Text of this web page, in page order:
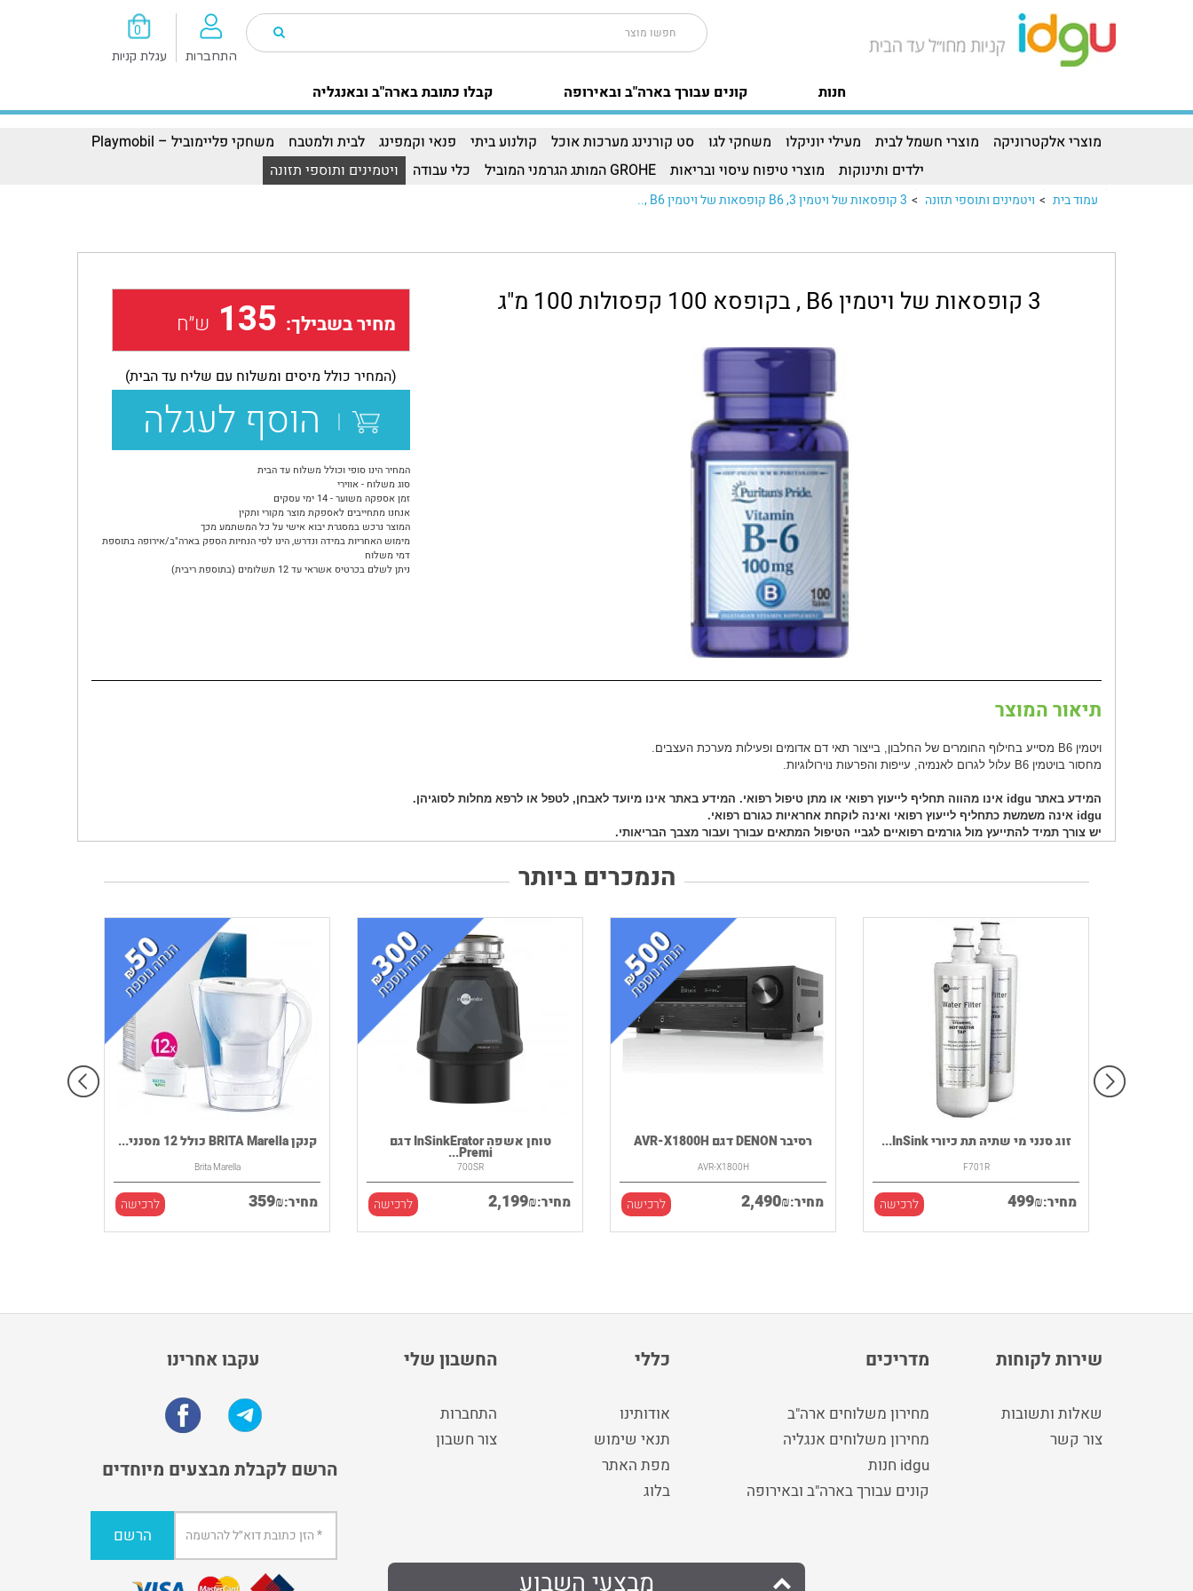
מבצעי השבוע
0
עגלת קניות התחברות
קבלו כתובת בארה"ב ובאנגליה קונים עבורך בארה"ב ובאירופה חנות
מוצרי אלקטרוניקה מוצרי חשמל לבית מעילי יוניקלו משחקי לגו סט קורנינג מערכות אוכל קולנוע ביתי פנאי וקמפינג לבית ולמטבח
משחקי פליימוביל – Playmobil
ילדים ותינוקות
מוצרי טיפוח עיסוי ובריאות GROHE המותג הגרמני המוביל כלי עבודה ויטמינים ותוספי תזונה
עמוד בית > ויטמינים ותוספי תזונה > 3 קופסאות של ויטמין B6 ,3 קופסאות של ויטמין B6 ,..
3 קופסאות של ויטמין B6 , בקופסא 100 קפסולות 100 מ"ג
מחיר בשבילך: 135 ש״ח
(המחיר כולל מיסים ומשלוח עם שליח עד הבית)
הוסף לעגלה
המחיר הינו סופי וכולל משלוח עד הבית
סוג משלוח - אווירי
זמן אספקה משוער - 14 ימי עסקים
אנחנו מתחייבים לאספקת מוצר מקורי ותקין
המוצר נרכש במסגרת יבוא אישי על כל המשתמע מכך
מימוש האחריות במידה ונדרש, הינו לפי הנחיות הספק בארה"ב/אירופה בתוספת
דמי משלוח
ניתן לשלם בכרטיס אשראי עד 12 תשלומים (בתוספת ריבית)
תיאור המוצר
ויטמין B6 מסייע בחילוף החומרים של החלבון, בייצור תאי דם אדומים ופעילות מערכת העצבים.
מחסור בויטמין B6 עלול לגרום לאנמיה, עייפות והפרעות נוירולוגיות.
המידע באתר idgu אינו מהווה תחליף לייעוץ רפואי או מתן טיפול רפואי. המידע באתר אינו מיועד לאבחן, לטפל או לרפא מחלות לסוגיהן.
idgu אינה משמשת כתחליף לייעוץ רפואי ואינה לוקחת אחראיות כגורם רפואי.
יש צורך תמיד להתייעץ מול גורמים רפואיים לגביי הטיפול המתאים עבורך ועבור מצבך הבריאותי.
הנמכרים ביותר
קנקן BRITA Marella כולל 12 מסנני...
Brita Marella
מחיר: 359₪ לרכישה
טוחן אשפה InSinkErator דגם
Premi...
700SR
מחיר: 2,199₪ לרכישה
רסיבר DENON דגם AVR-X1800H
AVR-X1800H
מחיר: 2,490₪ לרכישה
זוג סנני מי שתיה תת כיורי InSink...
F701R
מחיר: 499₪ לרכישה
עקבו אחרינו
הרשם לקבלת מבצעים מיוחדים
הרשם
החשבון שלי
התחברות
צור חשבון
כללי
אודותינו
תנאי שימוש
מפת האתר
בלוג
מדריכים
מחירון משלוחים ארה"ב
מחירון משלוחים אנגליה
idgu חנות
קונים עבורך בארה"ב ובאירופה
שירות לקוחות
שאלות ותשובות
צור קשר